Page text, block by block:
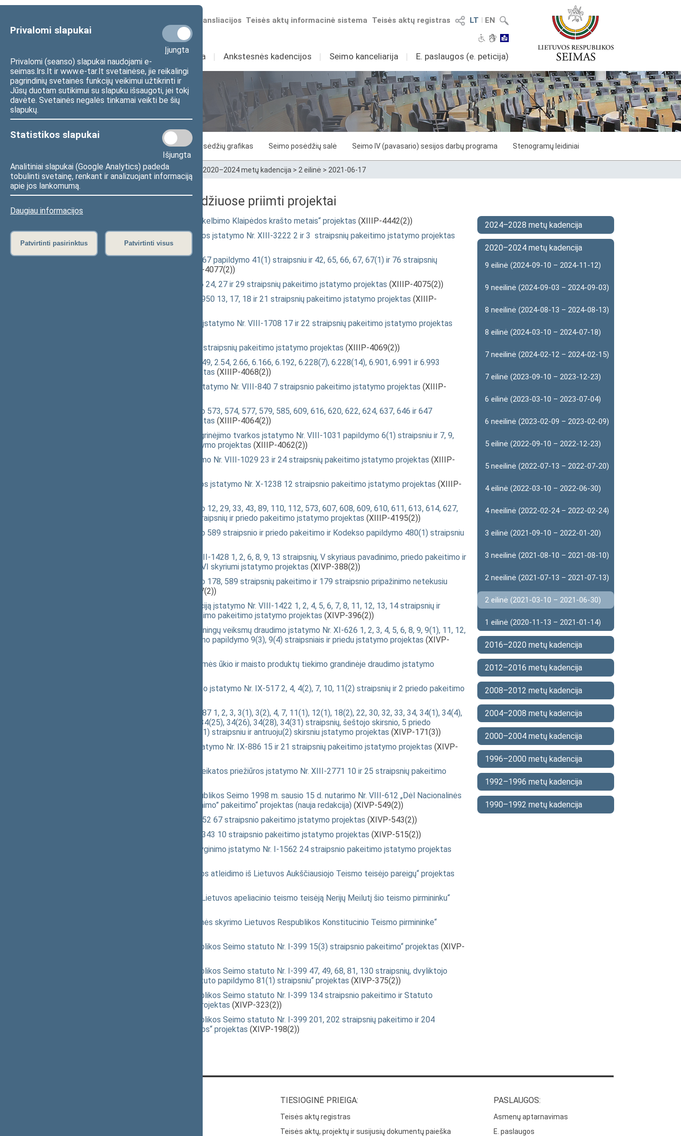
Privalomi slapukai
Įjungta
Privalomi (seanso) slapukai naudojami e-
seimas.lrs.lt ir www.e-tar.lt svetainėse, jie reikalingi
pagrindinių svetainės funkcijų veikimui užtikrinti ir
Jūsų duotam sutikimui su slapuku išsaugoti, jei tokį
davėte. Svetainės negalės tinkamai veikti be šių
slapukų.
Statistikos slapukai
Išjungta
Analitiniai slapukai (Google Analytics) padeda
tobulinti svetainę, renkant ir analizuojant informaciją
apie jos lankomumą.
Daugiau informacijos
Patvirtinti pasirinktus Patvirtinti visus
LT I EN
Teisės aktų registras
Teisės aktų informacinė sistema
Numatomos transliacijos
Sudėtis Veikla I Ankstesnės kadencijos I Seimo kanceliarija I E. paslaugos (e. peticija)
Seimo posėdžiai
Posėdžiai Posėdžių grafikas Seimo posėdžių salė Seimo IV (pavasario) sesijos darbų programa Stenogramų leidiniai
Pradžia>Seimo posėdžiai>Kadencijos 2020–2024 metų kadencija > 2 eilinė > 2021-06-17
2021-06-17 Seimo posėdžiuose priimti projektai
Seimo nutarimo „Dėl 2023 metų paskelbimo Klaipėdos krašto metais“ projektas (XIIIP-4442(2))
Asmens sveikatos priežiūros praktikos įstatymo Nr. XIII-3222 2 ir 3 straipsnių pakeitimo įstatymo projektas
(XIVP-479(2))
Konstitucinio Teismo įstatymo Nr. I-67 papildymo 41(1) straipsniu ir 42, 65, 66, 67, 67(1) ir 76 straipsnių
(XIIIP-4077(2))
Lygių galimybių įstatymo Nr. IX-1826 24, 27 ir 29 straipsnių pakeitimo įstatymo projektas (XIIIP-4075(2))
Seimo kontrolierių įstatymo Nr. VIII-950 13, 17, 18 ir 21 straipsnių pakeitimo įstatymo projektas (XIIIP-
Vaiko teisių apsaugos kontrolieriaus įstatymo Nr. VIII-1708 17 ir 22 straipsnių pakeitimo įstatymo projektas
Pašto įstatymo Nr. VIII-1141 7 ir 10 straipsnių pakeitimo įstatymo projektas (XIIIP-4069(2))
Civilinio kodekso 1.73, 1.122, 2.44, 2.49, 2.54, 2.66, 6.166, 6.192, 6.228(7), 6.228(14), 6.901, 6.991 ir 6.993
straipsnių pakeitimo įstatymo projektas (XIIIP-4068(2))
Gyvenamosios vietos deklaravimo įstatymo Nr. VIII-840 7 straipsnio pakeitimo įstatymo projektas (XIIIP-
Administracinių nusižengimų kodekso 573, 574, 577, 579, 585, 609, 616, 620, 622, 624, 637, 646 ir 647
straipsnių pakeitimo įstatymo projektas (XIIIP-4064(2))
Ikiteisminio administracinių ginčų nagrinėjimo tvarkos įstatymo Nr. VIII-1031 papildymo 6(1) straipsniu ir 7, 9,
10, 11, 20 straipsnių pakeitimo įstatymo projektas (XIIIP-4062(2))
Administracinių bylų teisenos įstatymo Nr. VIII-1029 23 ir 24 straipsnių pakeitimo įstatymo projektas (XIIIP-
Vaiko minimalios ir vidutinės priežiūros įstatymo Nr. X-1238 12 straipsnio pakeitimo įstatymo projektas (XIIIP-
Administracinių nusižengimų kodekso 12, 29, 33, 43, 89, 110, 112, 573, 607, 608, 609, 610, 611, 613, 614, 627,
631, 632, 635, 640, 642, 661, 673 straipsnių ir priedo pakeitimo įstatymo projektas (XIIIP-4195(2))
Administracinių nusižengimų kodekso 589 straipsnio ir priedo pakeitimo ir Kodekso papildymo 480(1) straipsniu
Kibernetinio saugumo įstatymo Nr. XII-1428 1, 2, 6, 8, 9, 13 straipsnių, V skyriaus pavadinimo, priedo pakeitimo ir
Įstatymo papildymo 17 straipsniu ir VI skyriumi įstatymo projektas (XIVP-388(2))
Administracinių nusižengimų kodekso 178, 589 straipsnių pakeitimo ir 179 straipsnio pripažinimo netekusiu
(XIVP-397(2))
Atsiskaitymo už žemės ūkio produkciją įstatymo Nr. VIII-1422 1, 2, 4, 5, 6, 7, 8, 11, 12, 13, 14 straipsnių ir
Įstatymo septintojo skirsnio pavadinimo pakeitimo įstatymo projektas (XIVP-396(2))
Mažmeninės prekybos įmonių nesąžiningų veiksmų draudimo įstatymo Nr. XI-626 1, 2, 3, 4, 5, 6, 8, 9, 9(1), 11, 12,
14, 15 straipsnių pakeitimo ir Įstatymo papildymo 9(3), 9(4) straipsniais ir priedu įstatymo projektas (XIVP-
Nesąžiningos prekybos praktikos žemės ūkio ir maisto produktų tiekimo grandinėje draudimo įstatymo
Pakuočių ir pakuočių atliekų tvarkymo įstatymo Nr. IX-517 2, 4, 4(2), 7, 10, 11(2) straipsnių ir 2 priedo pakeitimo
Atliekų tvarkymo įstatymo Nr. VIII-787 1, 2, 3, 3(1), 3(2), 4, 7, 11(1), 12(1), 18(2), 22, 30, 32, 33, 34, 34(1), 34(4),
34(7), 34(8), 34(15), 34(18), 34(23), 34(25), 34(26), 34(28), 34(31) straipsnių, šeštojo skirsnio, 5 priedo
pakeitimo ir Įstatymo papildymo 32(1) straipsniu ir antruoju(2) skirsniu įstatymo projektas (XIVP-171(3))
Visuomenės sveikatos priežiūros įstatymo Nr. IX-886 15 ir 21 straipsnių pakeitimo įstatymo projektas (XIVP-
Papildomosios ir alternatyviosios sveikatos priežiūros įstatymo Nr. XIII-2771 10 ir 25 straipsnių pakeitimo
Seimo nutarimo „Dėl Lietuvos Respublikos Seimo 1998 m. sausio 15 d. nutarimo Nr. VIII-612 „Dėl Nacionalinės
sveikatos tarybos nuostatų patvirtinimo” pakeitimo“ projektas (nauja redakcija) (XIVP-549(2))
Sveikatos sistemos įstatymo Nr. I-552 67 straipsnio pakeitimo įstatymo projektas (XIVP-543(2))
Sveikatos draudimo įstatymo Nr. I-1343 10 straipsnio pakeitimo įstatymo projektas (XIVP-515(2))
Pacientų teisių ir žalos sveikatai atlyginimo įstatymo Nr. I-1562 24 straipsnio pakeitimo įstatymo projektas
Seimo nutarimo „Dėl Arvydo Daugėlos atleidimo iš Lietuvos Aukščiausiojo Teismo teisėjo pareigų“ projektas
Seimo nutarimo „Dėl pritarimo skirti Lietuvos apeliacinio teismo teisėją Nerijų Meilutį šio teismo pirmininku“
Seimo nutarimo „Dėl Danutės Jočienės skyrimo Lietuvos Respublikos Konstitucinio Teismo pirmininke“
Seimo statuto „Dėl Lietuvos Respublikos Seimo statuto Nr. I-399 15(3) straipsnio pakeitimo“ projektas (XIVP-
Seimo statuto „Dėl Lietuvos Respublikos Seimo statuto Nr. I-399 47, 49, 68, 81, 130 straipsnių, dvyliktojo
skirsnio pavadinimo pakeitimo ir Statuto papildymo 81(1) straipsniu“ projektas (XIVP-375(2))
Seimo statuto „Dėl Lietuvos Respublikos Seimo statuto Nr. I-399 134 straipsnio pakeitimo ir Statuto
papildymo nauju 134(1) straipsniu“ projektas (XIVP-323(2))
Seimo statuto „Dėl Lietuvos Respublikos Seimo statuto Nr. I-399 201, 202 straipsnių pakeitimo ir 204
straipsnio pripažinimo netekusiu galios“ projektas (XIVP-198(2))
2024–2028 metų kadencija
2020–2024 metų kadencija
9 eilinė (2024-09-10 – 2024-11-12)
9 neeilinė (2024-09-03 – 2024-09-03)
8 neeilinė (2024-08-13 – 2024-08-13)
8 eilinė (2024-03-10 – 2024-07-18)
7 neeilinė (2024-02-12 – 2024-02-15)
7 eilinė (2023-09-10 – 2023-12-23)
6 eilinė (2023-03-10 – 2023-07-04)
6 neeilinė (2023-02-09 – 2023-02-09)
5 eilinė (2022-09-10 – 2022-12-23)
5 neeilinė (2022-07-13 – 2022-07-20)
4 eilinė (2022-03-10 – 2022-06-30)
4 neeilinė (2022-02-24 – 2022-02-24)
3 eilinė (2021-09-10 – 2022-01-20)
3 neeilinė (2021-08-10 – 2021-08-10)
2 neeilinė (2021-07-13 – 2021-07-13)
2 eilinė (2021-03-10 – 2021-06-30)
1 eilinė (2020-11-13 – 2021-01-14)
2016–2020 metų kadencija
2012–2016 metų kadencija
2008–2012 metų kadencija
2004–2008 metų kadencija
2000–2004 metų kadencija
1996–2000 metų kadencija
1992–1996 metų kadencija
1990–1992 metų kadencija
TIESIOGINĖ PRIEIGA:
Teisės aktų registras
Teisės aktų, projektų ir susijusių dokumentų paieška
PASLAUGOS:
Asmenų aptarnavimas
E. paslaugos